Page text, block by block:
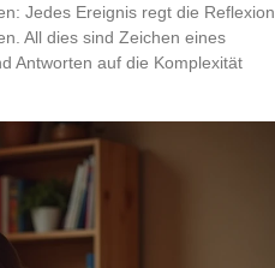
Jedes Ereignis regt die Reflexion
All dies sind Zeichen eines
Antworten auf die Komplexität